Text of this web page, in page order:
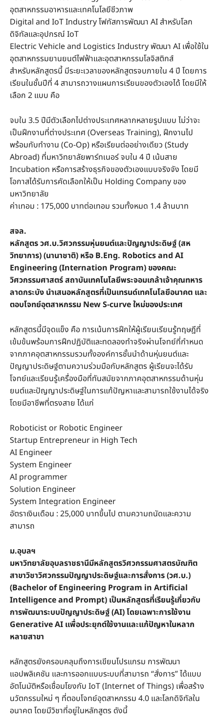
อุตสาหกรรมอาหารและเทคโนโลยีชีวภาพ
Digital and IoT Industry โฟกัสการพัฒนา AI สำหรับโลก
ดิจิทัลและอุปกรณ์ IoT
Electric Vehicle and Logistics Industry พัฒนา AI เพื่อใช้ใน
อุตสาหกรรมยานยนต์ไฟฟ้าและอุตสาหกรรมโลจิสติกส์
สำหรับหลักสูตรนี้ มีระยะเวลาของหลักสูตรจบภายใน 4 ปี โดยการ
เรียนในชั้นปีที่ 4 สามารถวางแผนการเรียนของตัวเองได้ โดยมีให้
เลือก 2 แบบ คือ
จบใน 3.5 ปีมีตัวเลือกไปต่างประเทศหลากหลายรูปแบบ ไม่ว่าจะ
เป็นฝึกงานที่ต่างประเทศ (Overseas Training), ฝึกงานไป
พร้อมกับทำงาน (Co-Op) หรือเรียนต่ออย่างเดียว (Study
Abroad) ที่มหาวิทยาลัยพาร์ทเนอร์ จบใน 4 ปี เน้นสาย
Incubation หรือการสร้างธุรกิจของตัวเองแบบจริงจัง โดยมี
โอกาสได้รับการคัดเลือกให้เป็น Holding Company ของ
มหาวิทยาลัย
ค่าเทอม : 175,000 บาทต่อเทอม รวมทั้งหมด 1.4 ล้านบาท
สจล.
หลักสูตร วศ.บ.วิศวกรรมหุ่นยนต์และปัญญาประดิษฐ์ (สห
วิทยาการ) (นานาชาติ) หรือ B.Eng. Robotics and AI
Engineering (Internation Program) ของคณะ
วิศวกรรมศาสตร์ สถาบันเทคโนโลยีพระจอมเกล้าเจ้าคุณทหาร
ลาดกระบัง นำเสนอหลักสูตรที่เป็นเทรนด์เทคโนโลยีอนาคต และ
ตอบโจทย์อุตสาหกรรม New S-curve ใหม่ของประเทศ
หลักสูตรนี้มีจุดแข็ง คือ การเน้นการฝึกให้ผู้เรียนเรียนรู้ทฤษฎีที่
เข้มข้นพร้อมการฝึกปฏิบัติและทดลองทำจริงผ่านโจทย์ที่กำหนด
จากภาคอุตสาหกรรมรวมทั้งองค์การชั้นนำด้านหุ่นยนต์และ
ปัญญาประดิษฐ์ตามความร่วมมือกับหลักสูตร ผู้เรียนจะได้รับ
โจทย์และเรียนรู้เครื่องมือที่ทันสมัยจากภาคอุตสาหกรรมด้านหุ่น
ยนต์และปัญญาประดิษฐ์ในการแก้ปัญหาและสามารถใช้งานได้จริง
โดยมีอาชีพที่ตรงสาย ได้แก่
Roboticist or Robotic Engineer
Startup Entrepreneur in High Tech
AI Engineer
System Engineer
AI programmer
Solution Engineer
System Integration Engineer
อัตราเงินเดือน : 25,000 บาทขึ้นไป ตามความถนัดและความ
สามารถ
ม.อุบลฯ
มหาวิทยาลัยอุบลราชธานีมีหลักสูตรวิศวกรรมศาสตรบัณฑิต
สาขาวิชาวิศวกรรมปัญญาประดิษฐ์และการสั่งการ (วศ.บ.)
(Bachelor of Engineering Program in Artificial
Intelligence and Prompt) เป็นหลักสูตรที่เรียนรู้เกี่ยวกับ
การพัฒนาระบบปัญญาประดิษฐ์ (AI) โดยเฉพาะการใช้งาน
Generative AI เเพื่อประยุกต์ใช้งานและแก้ปัญหาในหลาก
หลายสาขา
หลักสูตรยังครอบคลุมถึงการเขียนโปรแกรม การพัฒนา
แอปพลิเคชัน และการออกแบบระบบที่สามารถ “สั่งการ” ได้แบบ
อัตโนมัติหรือเชื่อมโยงกับ IoT (Internet of Things) เพื่อสร้าง
นวัตกรรมใหม่ ๆ ที่ตอบโจทย์อุตสาหกรรม 4.0 และโลกดิจิทัลใน
อนาคต โดยมีวิชาที่อยู่ในหลักสูตร ดังนี้